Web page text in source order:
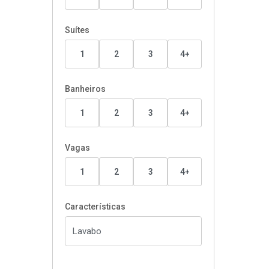
Suítes
1 2 3 4+
Banheiros
1 2 3 4+
Vagas
1 2 3 4+
Características